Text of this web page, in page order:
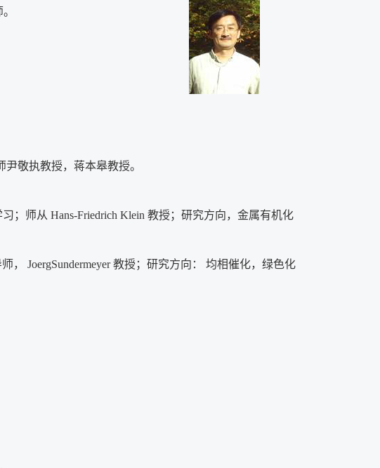
敬执教授，蒋本皋教授。
；师从 Hans-Friedrich Klein 教授；研究方向，金属有机化
， JoergSundermeyer 教授；研究方向： 均相催化，绿色化